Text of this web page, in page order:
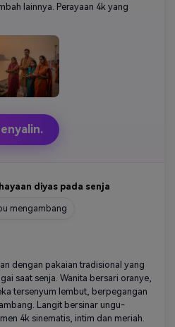
lainnya. Perayaan 4k yang
diyas pada senja
mengambang
dengan pakaian tradisional yang
saat senja. Wanita bersari oranye,
tersenyum lembut, berpegangan
Langit bersinar ungu-
4k sinematis, intim dan meriah.